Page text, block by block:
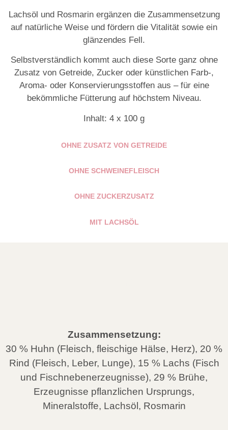
Lachsöl und Rosmarin ergänzen die Zusammensetzung
auf natürliche Weise und fördern die Vitalität sowie ein
glänzendes Fell.
Selbstverständlich kommt auch diese Sorte ganz ohne
Zusatz von Getreide, Zucker oder künstlichen Farb-,
Aroma- oder Konservierungsstoffen aus – für eine
bekömmliche Fütterung auf höchstem Niveau.
Inhalt: 4 x 100 g
OHNE ZUSATZ VON GETREIDE
OHNE SCHWEINE­FLEISCH
OHNE ZUCKER­ZUSATZ
MIT LACHSÖL
Zusammensetzung:
30 % Huhn (Fleisch, fleischige Hälse, Herz), 20 %
Rind (Fleisch, Leber, Lunge), 15 % Lachs (Fisch
und Fischnebenerzeugnisse), 29 % Brühe,
Erzeugnisse pflanzlichen Ursprungs,
Mineralstoffe, Lachsöl, Rosmarin